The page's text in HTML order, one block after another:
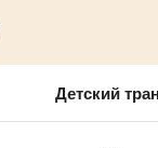
Детский